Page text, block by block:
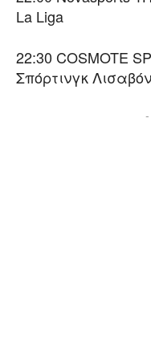
La Liga
22:30 COSMOTE
Σπόρτινγκ
-